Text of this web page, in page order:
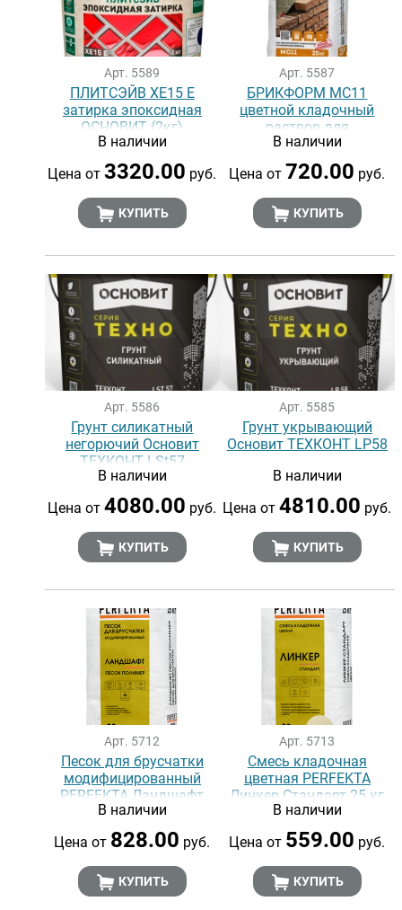
Арт. 5589
ПЛИТСЭЙВ XE15 Е
затирка эпоксидная
ОСНОВИТ (2кг)
В наличии
Цена от3320.00 руб.
КУПИТЬ
Арт. 5587
БРИКФОРМ MC11
цветной кладочный
раствор для
облицовочного кирпича
ОСНОВИТ
В наличии
Цена от 720.00 руб.
КУПИТЬ
Арт. 5586
Грунт силикатный
негорючий Основит
ТЕХКОНТ LSt57
В наличии
Цена от4080.00 руб.
КУПИТЬ
Арт. 5585
Грунт укрывающий
Основит ТЕХКОНТ LP58
В наличии
Цена от4810.00 руб.
КУПИТЬ
Арт. 5712
Песок для брусчатки
модифицированный
PERFEKTA Ландшафт
Песок Полимер, 25 кг
В наличии
Цена от 828.00 руб.
КУПИТЬ
Арт. 5713
Смесь кладочная
цветная PERFEKTA
Линкер Стандарт 25 кг
В наличии
Цена от 559.00 руб.
КУПИТЬ